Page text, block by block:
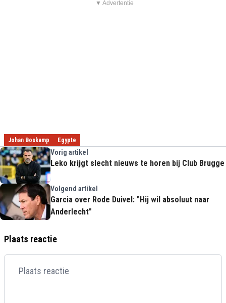
▼ Advertentie
Johan Boskamp Egypte
Vorig artikel
Leko krijgt slecht nieuws te horen bij Club Brugge
Volgend artikel
Garcia over Rode Duivel: "Hij wil absoluut naar
Anderlecht"
Plaats reactie